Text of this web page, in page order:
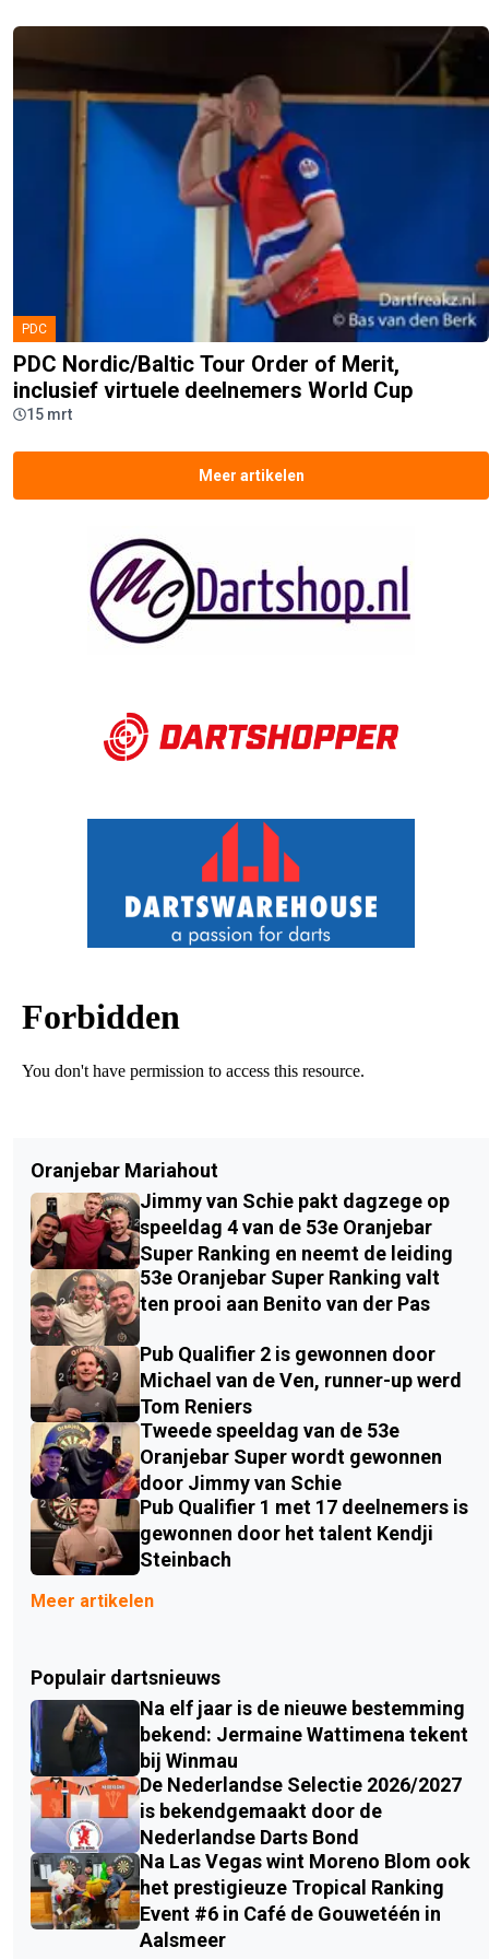
PDC
PDC Nordic/Baltic Tour Order of Merit,
inclusief virtuele deelnemers World Cup
15 mrt
Meer artikelen
Oranjebar Mariahout
Jimmy van Schie pakt dagzege op
speeldag 4 van de 53e Oranjebar
Super Ranking en neemt de leiding
53e Oranjebar Super Ranking valt
ten prooi aan Benito van der Pas
Pub Qualifier 2 is gewonnen door
Michael van de Ven, runner-up werd
Tom Reniers
Tweede speeldag van de 53e
Oranjebar Super wordt gewonnen
door Jimmy van Schie
Pub Qualifier 1 met 17 deelnemers is
gewonnen door het talent Kendji
Steinbach
Meer artikelen
Populair dartsnieuws
Na elf jaar is de nieuwe bestemming
bekend: Jermaine Wattimena tekent
bij Winmau
De Nederlandse Selectie 2026/2027
is bekendgemaakt door de
Nederlandse Darts Bond
Na Las Vegas wint Moreno Blom ook
het prestigieuze Tropical Ranking
Event #6 in Café de Gouwetéén in
Aalsmeer